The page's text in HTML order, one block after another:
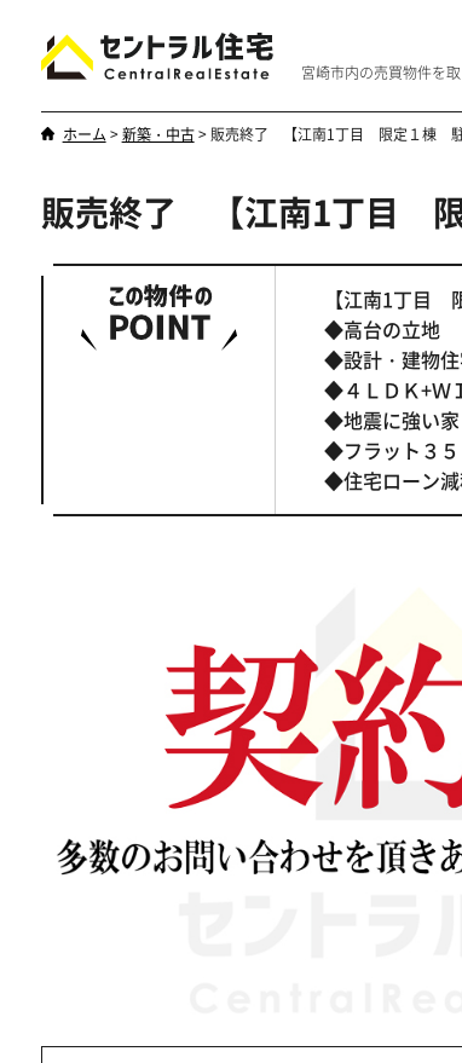
宮崎市内の売買物件を
やはり一戸建てが一番
ホーム >新築・中古> 販売終了 【江南1丁目 限定１棟
販売終了 【江南1丁目
【江南1丁目
◆高台の立地
◆設計・建物
◆４ＬＤＫ+Ｗ
◆地震に強い
◆フラット３
◆住宅ローン